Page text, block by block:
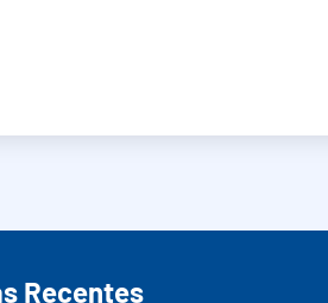
Recentes